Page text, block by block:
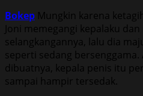
Bokep Mungkin karena
Joni memegangi kepalaku
selangkangannya, lalu dia
seperti sedang bersenggama.
dibuatnya, kepala penis itu
sampai hampir tersedak.